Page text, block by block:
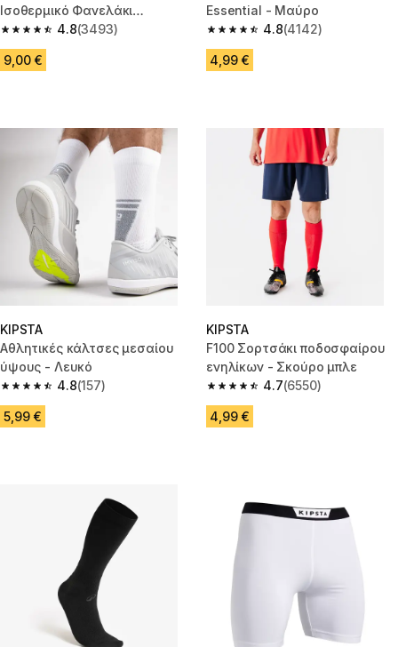
Ισοθερμικό Φανελάκι
Ποδοσφαίρου Keepcomfort
100 - Γκρι
4.8
4.8 out of 5 stars from 3493 reviews
(3493)
9,00 €
Essential - Μαύρο
4.8
4.8 out of 5 stars from 4142
(4142)
4,99 €
KIPSTA
Αθλητικές κάλτσες μεσαίου
ύψους - Λευκό
4.8
4.8 out of 5 stars from 157 reviews
(157)
5,99 €
KIPSTA
F100 Σορτσάκι ποδοσφαίρου
ενηλίκων - Σκούρο μπλε
4.7
4.7 out of 5 stars from 6550
(6550)
4,99 €